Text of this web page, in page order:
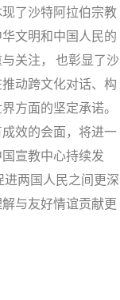
了沙特阿拉伯宗教
文明和中国人民的
关注， 也彰显了沙
动跨文化对话、构
方面的坚定承诺。
效的会面，将进一
宣教中心持续发
进两国人民之间更深
与友好情谊贡献更